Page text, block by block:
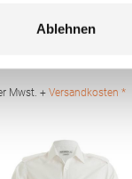
Ablehnen
Mwst. + Versandkosten *